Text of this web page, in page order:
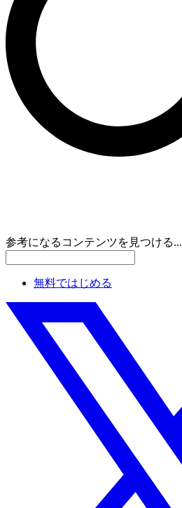
参考になるコンテンツを見つける...
無料ではじめる